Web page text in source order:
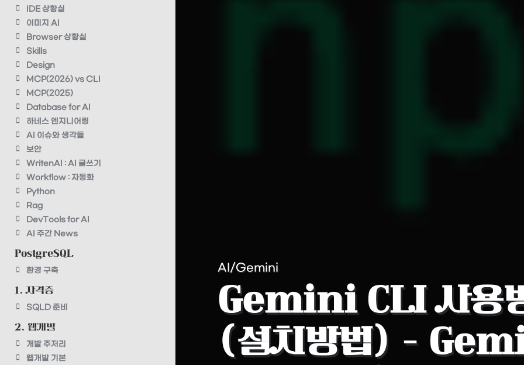
IDE 상황실
이미지 AI
Browser 상황실
Skills
Design
MCP(2026) vs CLI
MCP(2025)
Database for AI
하네스 엔지니어링
AI 이슈와 생각들
보안
WritenAI : AI 글쓰기
Workflow : 자동화
Python
Rag
DevTools for AI
AI 주간 News
PostgreSQL
환경 구축
1. 자격증
SQLD 준비
2. 웹개발
개발 주저리
웹개발 기본
AI/Gemini
Gemini CLI 사용
(설치방법) -